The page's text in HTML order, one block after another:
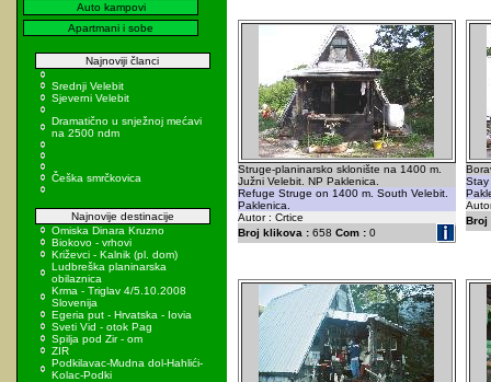
Auto kampovi
Apartmani i sobe
Najnoviji članci
Srednji Velebit
Sjeverni Velebit
Dramatično u snježnoj mećavi
na 2500 ndm
Češka smrčkovica
Najnovije destinacije
Omiska Dinara Kruzno
Biokovo - vrhovi
Križevci - Kalnik (pl. dom)
Ludbreška planinarska
obilaznica
Krma - Triglav 4/5.10.2008
Slovenija
Egeria put - Hrvatska - Iovia
Sveti Vid - otok Pag
Spilja pod Zir - om
ZIR
Podkilavac-Mudna dol-Hahlići-
Kolac-Podki
Struge-planinarsko sklonište na 1400 m.
Južni Velebit. NP Paklenica.
Refuge Struge on 1400 m. South Velebit.
Paklenica.
Autor : Crtice
Broj klikova :658 Com :0
Stay
Broj